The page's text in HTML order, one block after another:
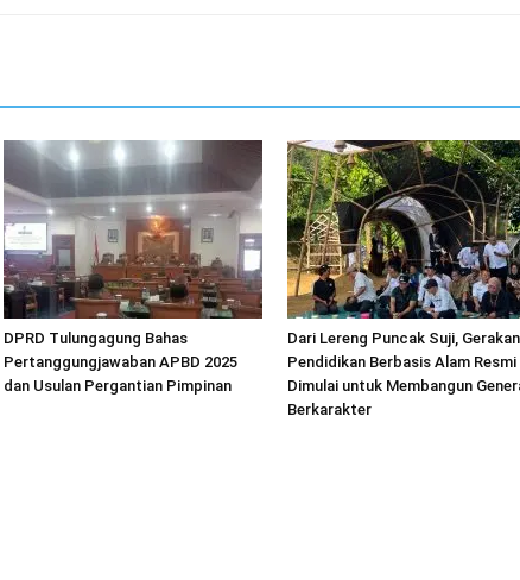
DPRD Tulungagung Bahas
Pertanggungjawaban APBD 2025
dan Usulan Pergantian Pimpinan
Dari Lereng Puncak Suji, Gerakan
Pendidikan Berbasis Alam Resmi
Dimulai untuk Membangun
Berkarakter